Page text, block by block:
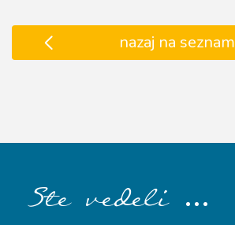
nazaj na seznam
Ste vedeli …